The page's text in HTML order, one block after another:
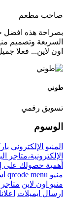
صاحب مطعم
بصراحة هذه افضل
السريعة وتصميم
اون لاين... فعلا
طوني
تسويق رقمي
الوسوم
المنيو الإلكتروني
الإلكترونية،متاجر
أهمية حصولك على
منيو qrcode menu
منيو اون لاين متاجر
ارسال ايميلات